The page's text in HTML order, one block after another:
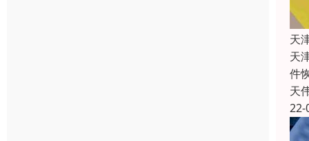
天
天
件
天
22-